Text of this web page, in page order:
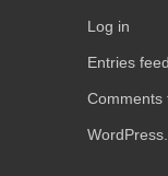
Log in
Entries feed
Comments